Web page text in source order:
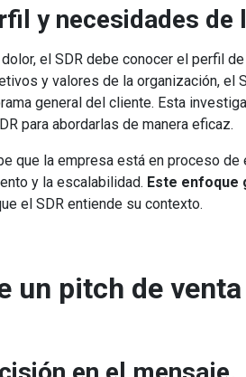
y necesidades de
el SDR debe conocer el perfil
y valores de la organización, el
general del cliente. Esta
para abordarlas de manera eficaz.
que la empresa está en proceso
y la escalabilidad. Este enfoque
el SDR entiende su contexto.
un pitch de